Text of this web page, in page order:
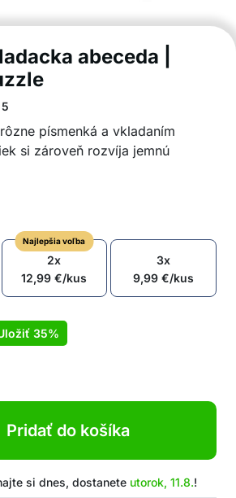
abeceda |
písmenká a vkladaním
si zároveň rozvíja jemnú
rozvoj logického myslenia a
problémy
využiť aj na vytváranie slov
svojho materinského
rozvíja trpezlivosť a koncentráciu
materiálov
hrany, takže je vhodná aj pre
1x drevené puzzle
Najlepšia voľba
2x
12,99€/kus
3x
9,99€/kus
35%
Pridať do košíka
si dnes, dostanete utorok, 11.8.!